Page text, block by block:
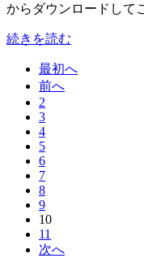
からダウンロードして
続きを読む
最初へ
前へ
2
3
4
5
6
7
8
9
10
11
次へ